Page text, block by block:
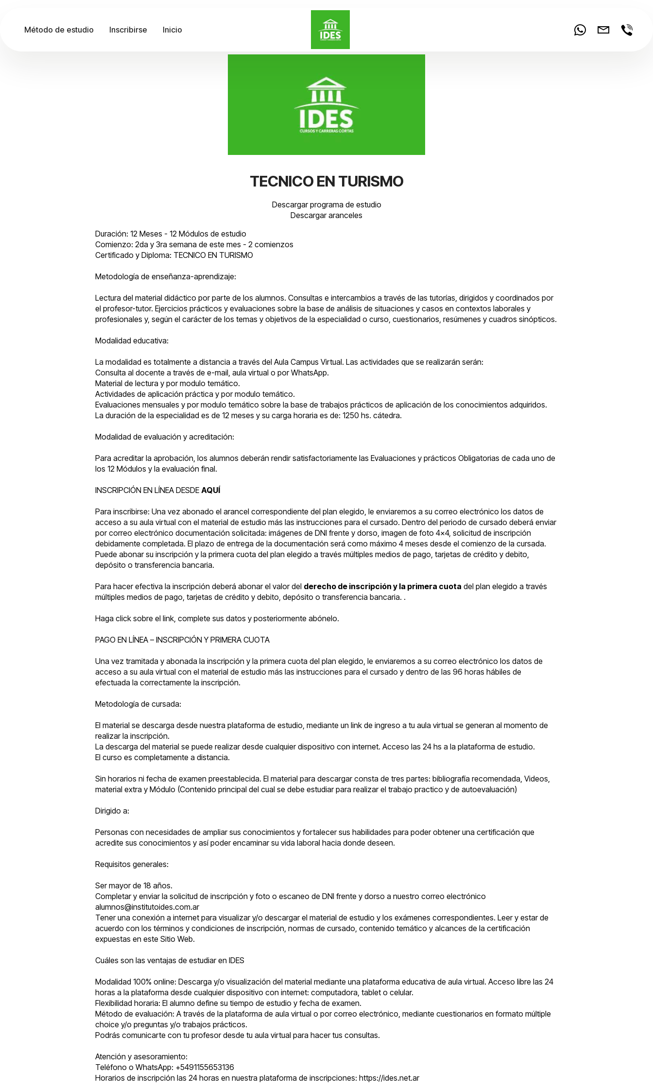
Método de estudio Inscribirse Inicio
TECNICO EN TURISMO
Descargar programa de estudio
Descargar aranceles
Duración: 12 Meses - 12 Módulos de estudio
Comienzo: 2da y 3ra semana de este mes - 2 comienzos
Certificado y Diploma: TECNICO EN TURISMO
Metodología de enseñanza-aprendizaje:
Lectura del material didáctico por parte de los alumnos. Consultas e intercambios a través de las tutorías, dirigidos y coordinados por
el profesor-tutor. Ejercicios prácticos y evaluaciones sobre la base de análisis de situaciones y casos en contextos laborales y
profesionales y, según el carácter de los temas y objetivos de la especialidad o curso, cuestionarios, resúmenes y cuadros sinópticos.
Modalidad educativa:
La modalidad es totalmente a distancia a través del Aula Campus Virtual. Las actividades que se realizarán serán:
Consulta al docente a través de e-mail, aula virtual o por WhatsApp.
Material de lectura y por modulo temático.
Actividades de aplicación práctica y por modulo temático.
Evaluaciones mensuales y por modulo temático sobre la base de trabajos prácticos de aplicación de los conocimientos adquiridos.
La duración de la especialidad es de 12 meses y su carga horaria es de: 1250 hs. cátedra.
Modalidad de evaluación y acreditación:
Para acreditar la aprobación, los alumnos deberán rendir satisfactoriamente las Evaluaciones y prácticos Obligatorias de cada uno de
los 12 Módulos y la evaluación final.
INSCRIPCIÓN EN LÍNEA DESDE AQUÍ
Para inscribirse: Una vez abonado el arancel correspondiente del plan elegido, le enviaremos a su correo electrónico los datos de
acceso a su aula virtual con el material de estudio más las instrucciones para el cursado. Dentro del periodo de cursado deberá enviar
por correo electrónico documentación solicitada: imágenes de DNI frente y dorso, imagen de foto 4x4, solicitud de inscripción
debidamente completada. El plazo de entrega de la documentación será como máximo 4 meses desde el comienzo de la cursada.
Puede abonar su inscripción y la primera cuota del plan elegido a través múltiples medios de pago, tarjetas de crédito y debito,
depósito o transferencia bancaria.
Para hacer efectiva la inscripción deberá abonar el valor del derecho de inscripción y la primera cuota del plan elegido a través
múltiples medios de pago, tarjetas de crédito y debito, depósito o transferencia bancaria. .
Haga click sobre el link, complete sus datos y posteriormente abónelo.
PAGO EN LÍNEA – INSCRIPCIÓN Y PRIMERA CUOTA
Una vez tramitada y abonada la inscripción y la primera cuota del plan elegido, le enviaremos a su correo electrónico los datos de
acceso a su aula virtual con el material de estudio más las instrucciones para el cursado y dentro de las 96 horas hábiles de
efectuada la correctamente la inscripción.
Metodología de cursada:
El material se descarga desde nuestra plataforma de estudio, mediante un link de ingreso a tu aula virtual se generan al momento de
realizar la inscripción.
La descarga del material se puede realizar desde cualquier dispositivo con internet. Acceso las 24 hs a la plataforma de estudio.
El curso es completamente a distancia.
Sin horarios ni fecha de examen preestablecida. El material para descargar consta de tres partes: bibliografía recomendada, Videos,
material extra y Módulo (Contenido principal del cual se debe estudiar para realizar el trabajo practico y de autoevaluación)
Dirigido a:
Personas con necesidades de ampliar sus conocimientos y fortalecer sus habilidades para poder obtener una certificación que
acredite sus conocimientos y así poder encaminar su vida laboral hacia donde deseen.
Requisitos generales:
Ser mayor de 18 años.
Completar y enviar la solicitud de inscripción y foto o escaneo de DNI frente y dorso a nuestro correo electrónico
alumnos@institutoides.com.ar
Tener una conexión a internet para visualizar y/o descargar el material de estudio y los exámenes correspondientes. Leer y estar de
acuerdo con los términos y condiciones de inscripción, normas de cursado, contenido temático y alcances de la certificación
expuestas en este Sitio Web.
Cuáles son las ventajas de estudiar en IDES
Modalidad 100% online: Descarga y/o visualización del material mediante una plataforma educativa de aula virtual. Acceso libre las 24
horas a la plataforma desde cualquier dispositivo con internet: computadora, tablet o celular.
Flexibilidad horaria: El alumno define su tiempo de estudio y fecha de examen.
Método de evaluación: A través de la plataforma de aula virtual o por correo electrónico, mediante cuestionarios en formato múltiple
choice y/o preguntas y/o trabajos prácticos.
Podrás comunicarte con tu profesor desde tu aula virtual para hacer tus consultas.
Atención y asesoramiento:
Teléfono o WhatsApp: +5491155653136
Horarios de inscripción las 24 horas en nuestra plataforma de inscripciones: https://ides.net.ar